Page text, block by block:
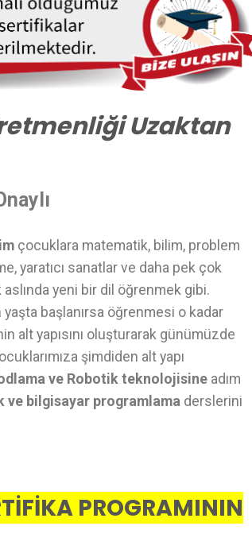
Uzaktan
çocuklara matematik, bilim, problem
yaratıcı sanatlar ve daha pek çok
aslında yeni bir dil öğrenmek gibi.
başlanırsa öğrenmesi o kadar
alt yapısını oluşturarak günümüzde
şimdiden alt yapı
ve Robotik teknolojisine adım
ve bilgisayar programlama derslerini
PROGRAMININ